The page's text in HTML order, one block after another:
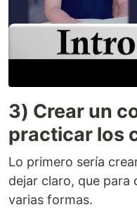
3) Crear un
practicar los
Lo primero sería
dejar claro, que
varias formas.